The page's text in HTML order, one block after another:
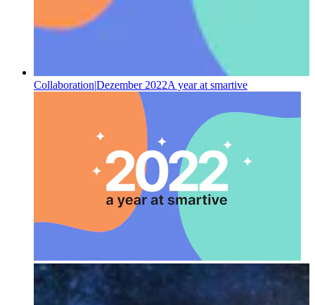
Collaboration|Dezember 2022A year at smartive